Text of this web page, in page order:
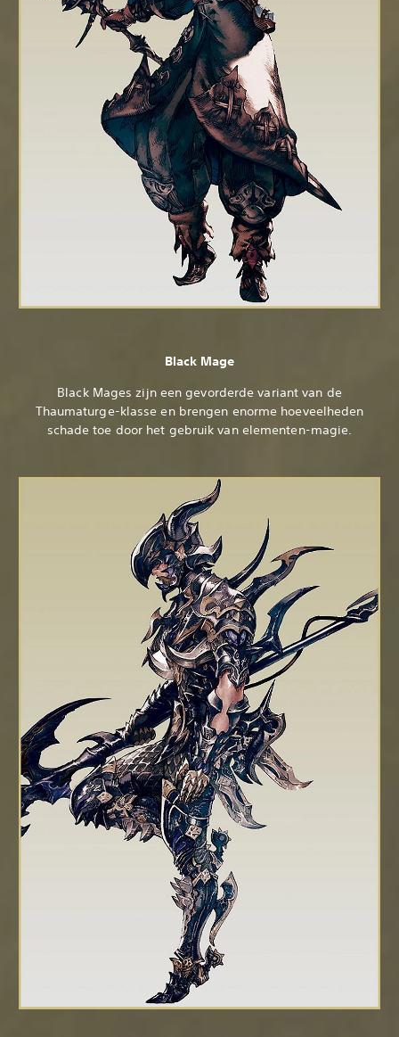
Black Mage
Black Mages zijn een gevorderde variant van de
Thaumaturge-klasse en brengen enorme hoeveelheden
schade toe door het gebruik van elementen-magie.